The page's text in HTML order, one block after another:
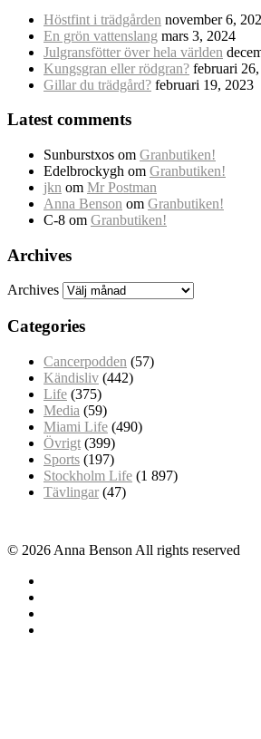
Höstfint i trädgården november 6,
En grön vattenslang mars 3, 2024
Julgransfötter över hela världen
Kungsgran eller rödgran? februari
Gillar du trädgård? februari 19, 2023
Latest comments
Sunburstxos om Granbutiken!
Edelbrockygh om Granbutiken!
jkn om Mr Postman
Anna Benson om Granbutiken!
C-8 om Granbutiken!
Archives
Archives
Categories
Cancerpodden (57)
Kändisliv (442)
Life (375)
Media (59)
Miami Life (490)
Övrigt (399)
Sports (197)
Stockholm Life (1 897)
Tävlingar (47)
© 2026 Anna Benson All rights reserved